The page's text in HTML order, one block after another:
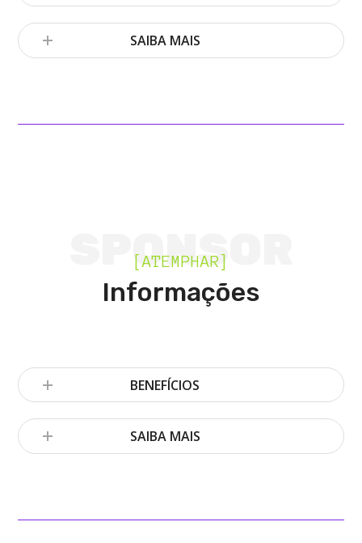
SAIBA MAIS
SPONSOR
[ATEMPHAR]
Informações
BENEFÍCIOS
SAIBA MAIS